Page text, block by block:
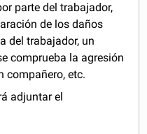
parte del trabajador,
de los daños
del trabajador, un
comprueba la agresión
compañero, etc.
adjuntar el